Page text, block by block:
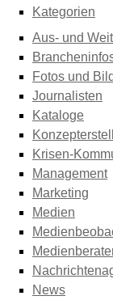
Kategorien
Aus- und
Fotos und
Journalisten
Kataloge
Krisen-
Management
Marketing
Medien
News